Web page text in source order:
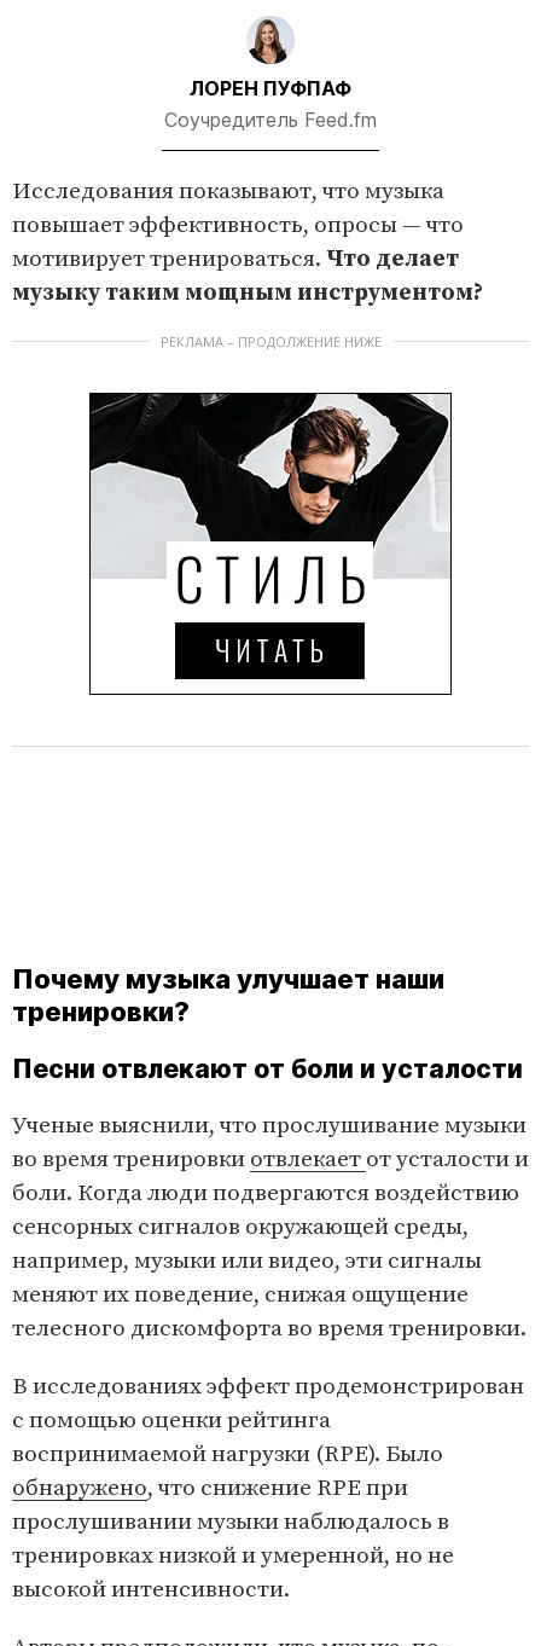
ЛОРЕН ПУФПАФ
Соучредитель Feed.fm
Исследования показывают, что музыка
повышает эффективность, опросы — что
мотивирует тренироваться. Что делает
музыку таким мощным инструментом?
РЕКЛАМА – ПРОДОЛЖЕНИЕ НИЖЕ
Почему музыка улучшает наши
тренировки?
Песни отвлекают от боли и усталости
Ученые выяснили, что прослушивание музыки
во время тренировки отвлекает от усталости и
боли. Когда люди подвергаются воздействию
сенсорных сигналов окружающей среды,
например, музыки или видео, эти сигналы
меняют их поведение, снижая ощущение
телесного дискомфорта во время тренировки.
В исследованиях эффект продемонстрирован
с помощью оценки рейтинга
воспринимаемой нагрузки (RPE). Было
обнаружено, что снижение RPE при
прослушивании музыки наблюдалось в
тренировках низкой и умеренной, но не
высокой интенсивности.